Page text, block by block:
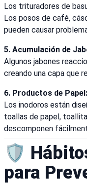
Los trituradores de
Los posos de café,
pueden causar
5. Acumulación de
Algunos jabones
creando una capa que
6. Productos de Papel:
Los inodoros están
toallas de papel,
descomponen
🛡️
para